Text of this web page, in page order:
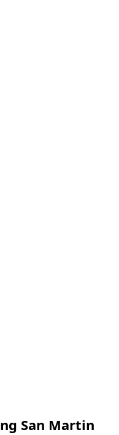
San Martin